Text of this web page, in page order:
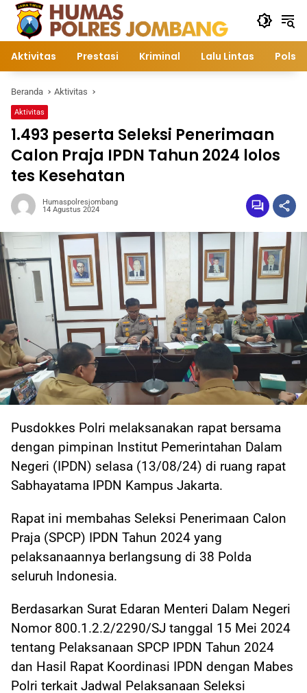
Langsung
konten
Aktivitas Prestasi Kriminal Lalu Lintas
Beranda Aktivitas
Aktivitas
1.493 peserta Seleksi Penerimaan
Calon Praja IPDN Tahun 2024 lolos
tes Kesehatan
Humaspolresjombang
14 Agustus 2024
Pusdokkes Polri melaksanakan rapat bersama
dengan pimpinan Institut Pemerintahan Dalam
Negeri (IPDN) selasa (13/08/24) di ruang rapat
Sabhayatama IPDN Kampus Jakarta.
Rapat ini membahas Seleksi Penerimaan Calon
Praja (SPCP) IPDN Tahun 2024 yang
pelaksanaannya berlangsung di 38 Polda
seluruh Indonesia.
Berdasarkan Surat Edaran Menteri Dalam Negeri
Nomor 800.1.2.2/2290/SJ tanggal 15 Mei 2024
tentang Pelaksanaan SPCP IPDN Tahun 2024
dan Hasil Rapat Koordinasi IPDN dengan Mabes
Polri terkait Jadwal Pelaksanaan Seleksi